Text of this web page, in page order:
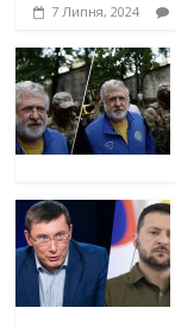
7 Липня, 2024